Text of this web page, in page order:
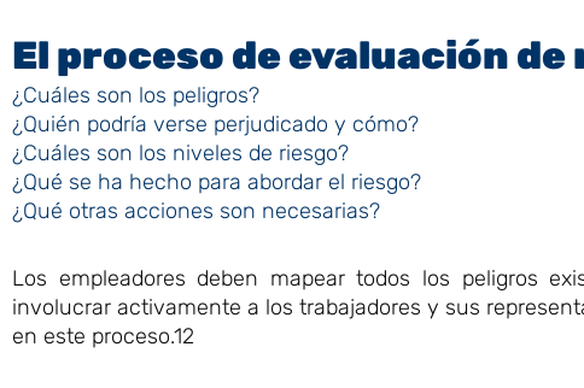
El proceso de evaluación de
¿Cuáles son los peligros?
¿Quién podría verse perjudicado y cómo?
¿Cuáles son los niveles de riesgo?
¿Qué se ha hecho para abordar el riesgo?
¿Qué otras acciones son necesarias?
Los empleadores deben mapear todos los peligros
involucrar activamente a los trabajadores y sus
en este proceso.12